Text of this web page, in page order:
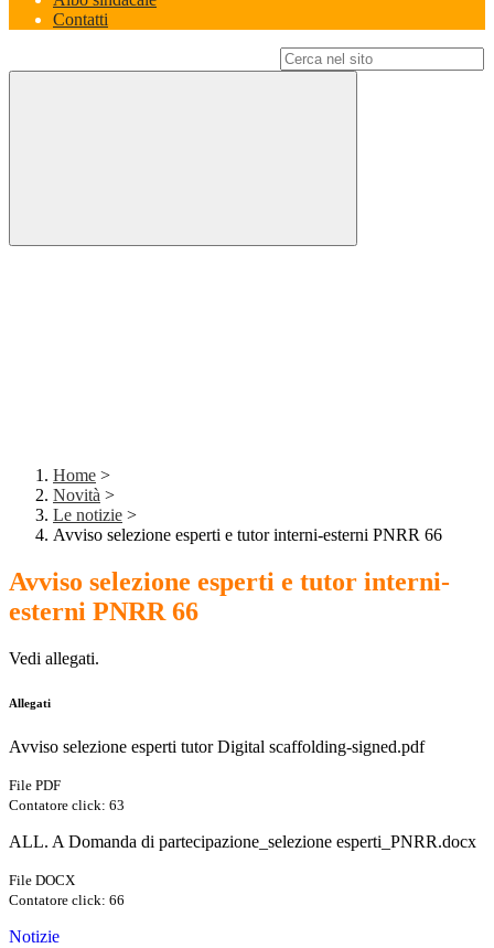
Contatti
Home >
Novità >
Le notizie >
Avviso selezione esperti e tutor interni-esterni PNRR 66
Avviso selezione esperti e tutor interni-
esterni PNRR 66
Vedi allegati.
Allegati
Avviso selezione esperti tutor Digital scaffolding-signed.pdf
File PDF
Contatore click: 63
ALL. A Domanda di partecipazione_selezione esperti_PNRR.docx
File DOCX
Contatore click: 66
Notizie